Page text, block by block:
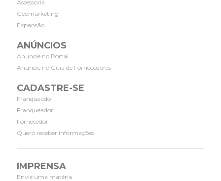
Assessoria
Geomarketing
Expansão
ANÚNCIOS
Anuncie no Portal
Anuncie no Guia de Fornecedores
CADASTRE-SE
Franqueado
Franqueador
Fornecedor
Quero receber informações
IMPRENSA
Envie uma matéria